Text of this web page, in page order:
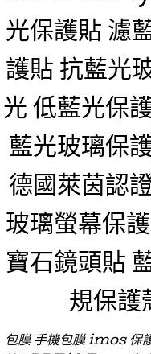
光保護貼 濾
護貼 抗藍光
光 低藍光保
藍光玻璃保
德國萊茵認
玻璃螢幕保
寶石鏡頭貼
規保護
包膜 手機包膜 imos 保